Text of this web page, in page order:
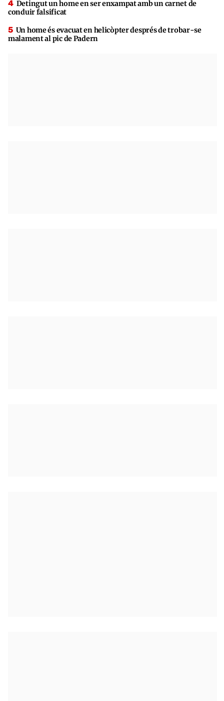
Detingut un home en ser enxampat amb un carnet de
conduir falsificat
Un home és evacuat en helicòpter després de trobar-se
malament al pic de Padern